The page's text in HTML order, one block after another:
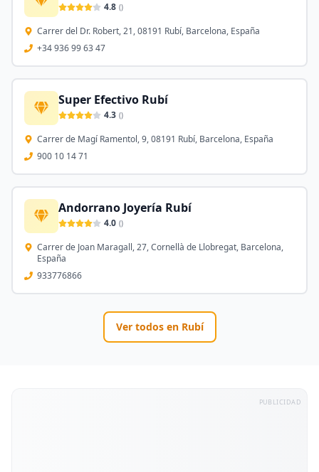
4.8 ()
Carrer del Dr. Robert, 21, 08191 Rubí, Barcelona, España
+34 936 99 63 47
Super Efectivo Rubí
4.3 ()
Carrer de Magí Ramentol, 9, 08191 Rubí, Barcelona, España
900 10 14 71
Andorrano Joyería Rubí
4.0 ()
Carrer de Joan Maragall, 27, Cornellà de Llobregat, Barcelona,
España
933776866
Ver todos en Rubí
PUBLICIDAD